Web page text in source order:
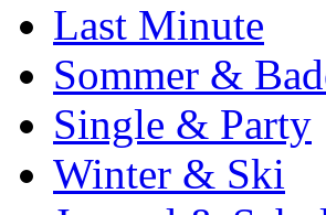
Last Minute
Sommer &
Single & Party
Winter & Ski